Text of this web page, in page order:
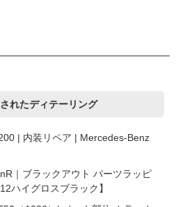
れたディテーリング
| 内装リペア | Mercedes-Benz
｜ブラックアウト パーツラッピ
ハイグロスブラック】